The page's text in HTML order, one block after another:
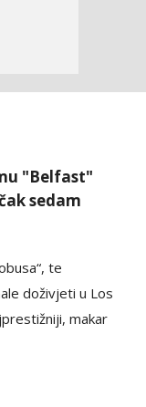
"Belfast"
sedam
te
doživjeti u Los
makar